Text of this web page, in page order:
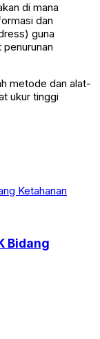
di mana
dan
guna
metode dan alat-
ukur tinggi
Bidang